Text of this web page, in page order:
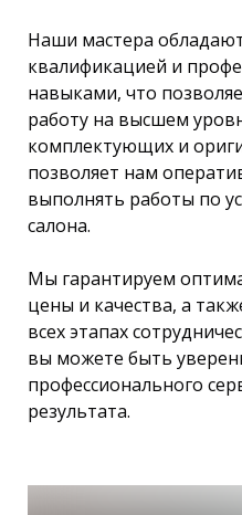
Наши мастера
квалификацией и
навыками, что
работу на высшем
комплектующих и
позволяет нам
выполнять работы по
салона.
Мы гарантируем
цены и качества, а
всех этапах
вы можете быть
профессионального
результата.